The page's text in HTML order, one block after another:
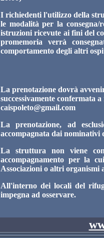
I richiedenti l'utilizzo della
le modalità per la consegna/
istruzioni ricevute ai fini del
promemoria verrà
comportamento degli altri
La prenotazione dovrà
successivamente confermata
caispoleto@gmail.com
La prenotazione, ad
accompagnata dai nominativi
La struttura non viene
accompagnamento per la
Associazioni o altri organismi
All'interno dei locali del
impegna ad osservare.